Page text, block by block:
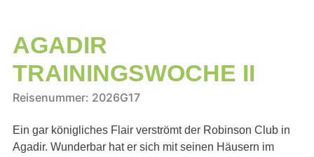
AGADIR
TRAININGSWOCHE II
Reisenummer: 2026G17
Ein gar königliches Flair verströmt der Robinson Club in
Agadir. Wunderbar hat er sich mit seinen Häusern im